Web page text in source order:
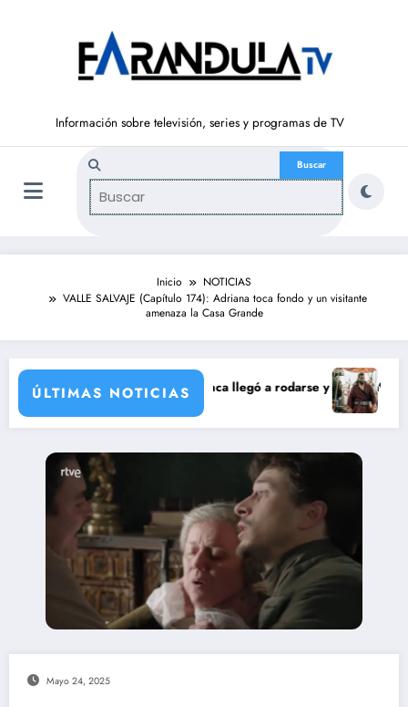
Información sobre televisión, series y programas de TV
Inicio
NOTICIAS
VALLE SALVAJE (Capítulo 174): Adriana toca fondo y un visitante
amenaza la Casa Grande
ÚLTIMAS NOTICIAS
de María Castro
Ordóñez que nunca llegó a rodarse y que convertía a Isabel
‘Sandokán’
Mayo 24, 2025